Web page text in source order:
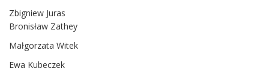
Zbigniew Juras
Bronisław Zathey
Małgorzata Witek
Ewa Kubeczek